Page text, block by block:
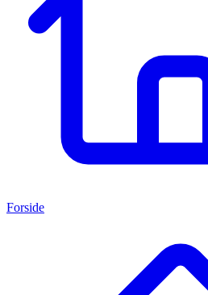
Forside